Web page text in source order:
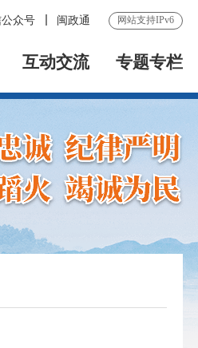
众号 闽政通 网站支持IPv6
互动交流 专题专栏